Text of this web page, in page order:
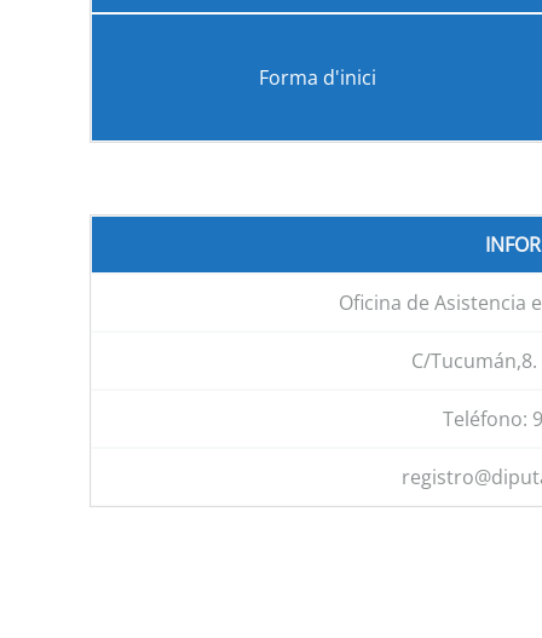
Forma d'inici
Oficina de Asistencia
C/
Teléfono: